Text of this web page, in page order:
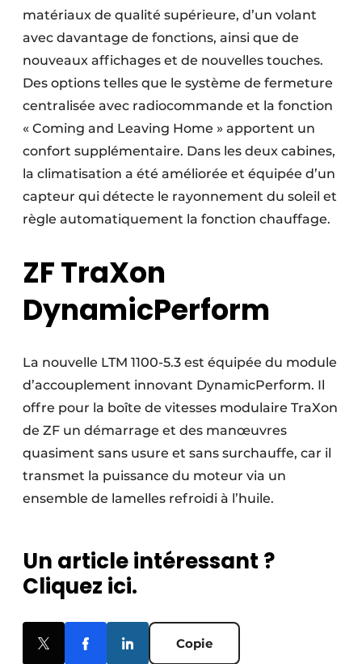
matériaux de qualité supérieure, d’un volant
avec davantage de fonctions, ainsi que de
nouveaux affichages et de nouvelles touches.
Des options telles que le système de fermeture
centralisée avec radiocommande et la fonction
« Coming and Leaving Home » apportent un
confort supplémentaire. Dans les deux cabines,
la climatisation a été améliorée et équipée d’un
capteur qui détecte le rayonnement du soleil et
règle automatiquement la fonction chauffage.
ZF TraXon
DynamicPerform
La nouvelle LTM 1100-5.3 est équipée du module
d’accouplement innovant DynamicPerform. Il
offre pour la boîte de vitesses modulaire TraXon
de ZF un démarrage et des manœuvres
quasiment sans usure et sans surchauffe, car il
transmet la puissance du moteur via un
ensemble de lamelles refroidi à l’huile.
Un article intéressant ?
Cliquez ici.
Copie